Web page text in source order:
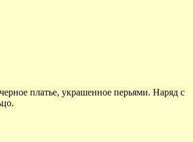
платье, украшенное перьями. Наряд с